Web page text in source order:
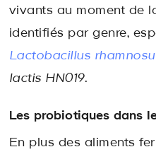
vivants au moment de
identifiés par genre,
Lactobacillus
lactis HN019.
Les probiotiques dans
En plus des aliments